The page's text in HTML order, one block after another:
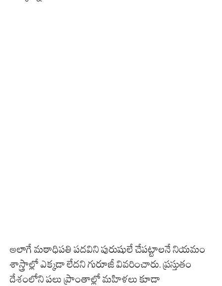
అలాగే మఠాధిపతి పదవిని పురుషులే చేపట్టాలనే నియమం
శాస్త్రాల్లో ఎక్కడా లేదని గురూజీ వివరించారు. ప్రస్తుతం
దేశంలోని పలు ప్రాంతాల్లో మహిళలు కూడా